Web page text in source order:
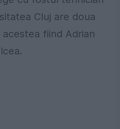
Cluj are doua
fiind Adrian